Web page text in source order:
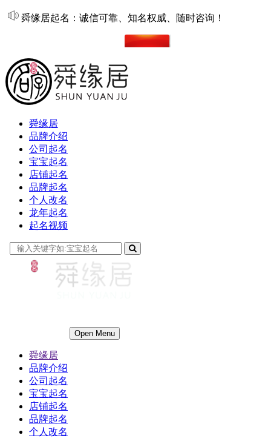
舜缘居起名：诚信可靠、知名权威、随时咨询！
舜缘居
品牌介绍
公司起名
宝宝起名
店铺起名
品牌起名
个人改名
龙年起名
起名视频
Open Menu
舜缘居
品牌介绍
公司起名
宝宝起名
店铺起名
品牌起名
个人改名